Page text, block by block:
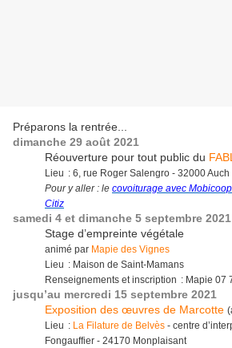
Préparons la rentrée...
dimanche 29 août 2021
Réouverture pour tout public du
Lieu : 6, rue Roger Salengro - 32000
Pour y aller : le covoiturage avec Mobicoop
Citiz
samedi 4 et dimanche 5 septembre 2021
Stage d’empreinte végétale
animé par Mapie des Vignes
Lieu : Maison de Saint-Mamans
Renseignements et inscription : Mapie 07
jusqu’au mercredi 15 septembre 2021
Exposition des œuvres de Marcotte
Lieu : La Filature de Belvès - centre
Fongauffier - 24170 Monplaisant